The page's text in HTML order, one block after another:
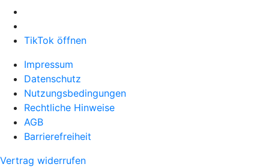
TikTok öffnen
Impressum
Datenschutz
Nutzungsbedingungen
Rechtliche Hinweise
AGB
Barrierefreiheit
Vertrag widerrufen